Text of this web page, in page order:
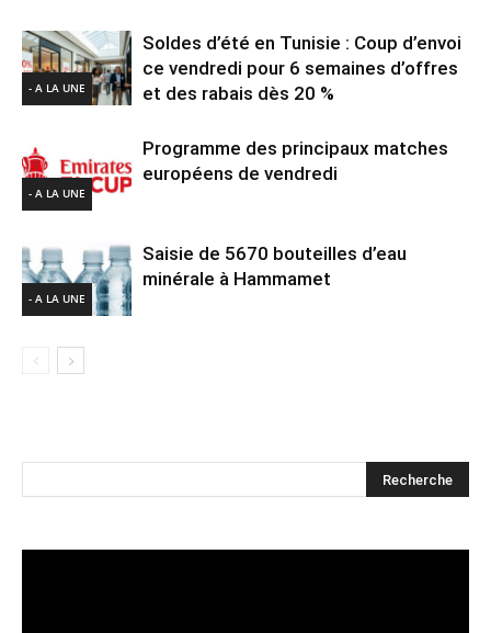
- A LA UNE
Soldes d’été en Tunisie : Coup d’envoi
ce vendredi pour 6 semaines d’offres
et des rabais dès 20 %
- A LA UNE
Programme des principaux matches
européens de vendredi
- A LA UNE
Saisie de 5670 bouteilles d’eau
minérale à Hammamet